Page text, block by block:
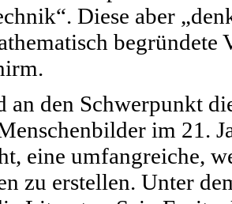
Diese aber
an den Schwerpunkt
im 21.
eine umfangreiche,
zu erstellen. Unter